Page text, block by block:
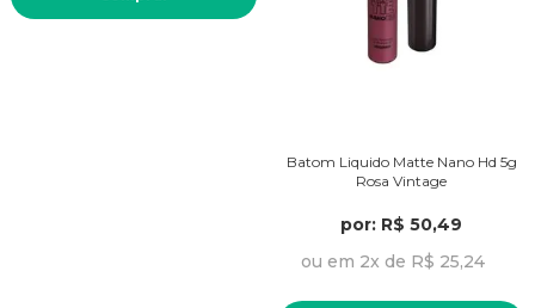
Batom Liquido Matte Nano Hd 5g
Rosa Vintage
por: R$ 50,49
ou em 2x de R$ 25,24